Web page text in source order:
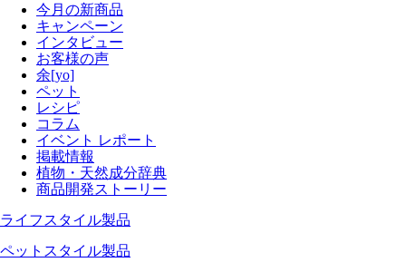
今月の新商品
キャンペーン
インタビュー
お客様の声
余[yo]
ペット
レシピ
コラム
イベント レポート
掲載情報
植物・天然成分辞典
商品開発ストーリー
ライフスタイル製品
ペットスタイル製品